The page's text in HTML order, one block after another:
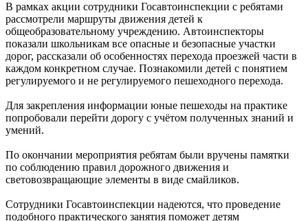
В рамках акции сотрудники Госавтоинспекции с ребятами
рассмотрели маршруты движения детей к
общеобразовательному учреждению. Автоинспекторы
показали школьникам все опасные и безопасные участки
дорог, рассказали об особенностях перехода проезжей части в
каждом конкретном случае. Познакомили детей с понятием
регулируемого и не регулируемого пешеходного перехода.
Для закрепления информации юные пешеходы на практике
попробовали перейти дорогу с учётом полученных знаний и
умений.
По окончании мероприятия ребятам были вручены памятки
по соблюдению правил дорожного движения и
световозвращающие элементы в виде смайликов.
Сотрудники Госавтоинспекции надеются, что проведение
подобного практического занятия поможет детям